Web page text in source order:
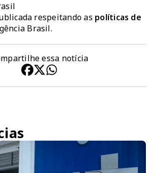
respeitando as políticas de
Brasil.
essa notícia